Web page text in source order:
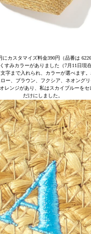
にカスタマイズ料金390円（品番は 6226/
すみカラーがありました（7月11日現
字まで入れられ、カラーが選べます
ー、ブラウン、フクシア、ネオング
レンジがあり、私はスカイブルーを
だけにしました。